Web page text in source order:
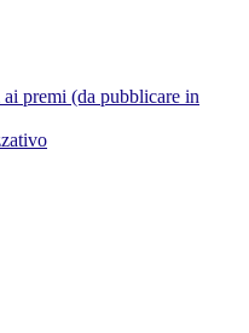
premi (da pubblicare in